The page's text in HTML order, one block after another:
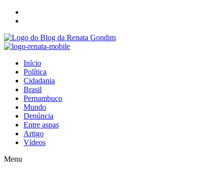
Início
Política
Cidadania
Brasil
Pernambuco
Mundo
Denúncia
Entre aspas
Artigo
Vídeos
Menu